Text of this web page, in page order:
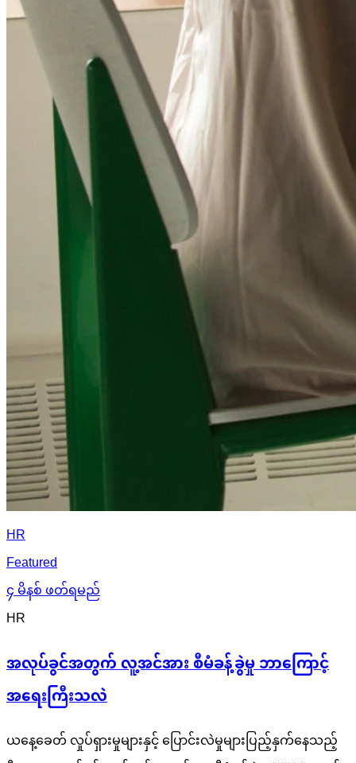
HR
Featured
၄ မိနစ် ဖတ်ရမည်
HR
အလုပ်ခွင်အတွက် လူ့အင်အား စီမံခန့်ခွဲမှု ဘာကြောင့်
အရေးကြီးသလဲ
ယနေ့ခေတ် လှုပ်ရှားမှုများနှင့် ပြောင်းလဲမှုများပြည့်နှက်နေသည့်